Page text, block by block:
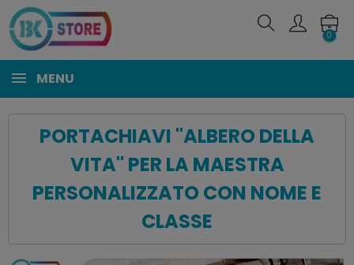
0
MENU
PORTACHIAVI "ALBERO DELLA
VITA" PER LA MAESTRA
PERSONALIZZATO CON NOME E
CLASSE